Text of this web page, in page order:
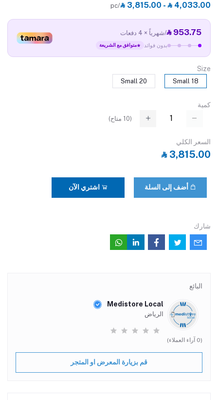
‎⃁ 3,815.00 - ‎⃁ 4,033.00
/pc
‎⃁ 953.75/شهرياً × 4 دفعات
بدون فوائد متوافق مع الشريعة
Size
18 Small
20 Small
كمية
(
10 متاح)
السعر الكلي
‎⃁ 3,815.00
أضف إلى السلة اشتري الآن
شارك
البائع
Medistore Local
الرياض
(0 آراء العملاء)
قم بزيارة المعرض او المتجر